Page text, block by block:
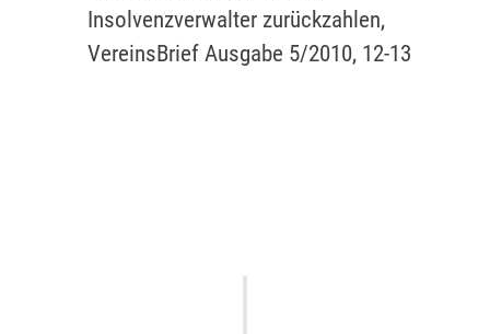
Insolvenzverwalter zurückzahlen,
VereinsBrief Ausgabe 5/2010, 12-13